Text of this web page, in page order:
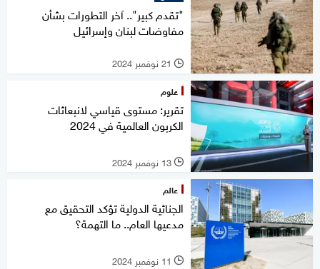
"تقدم كبير".. آخر التطورات بشأن
مفاوضات لبنان وإسرائيل
l 21 نوفمبر 2024
علوم
تقرير: مستوى قياسي لانبعاثات
الكربون العالمية في 2024
l 13 نوفمبر 2024
عالم
الجنائية الدولية تؤكد التحقيق مع
مدعيها العام.. ما التهمة؟
l 11 نوفمبر 2024